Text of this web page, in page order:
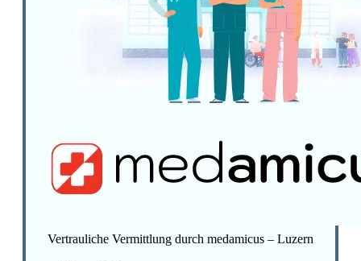
Vertrauliche Vermittlung durch medamicus – Luzern